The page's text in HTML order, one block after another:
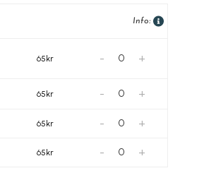
Info:
65kr - +
65kr - +
65kr - +
65kr - +